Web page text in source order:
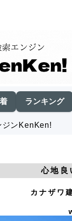
ランキング
ジンKenKen!
心地良
カナザワ